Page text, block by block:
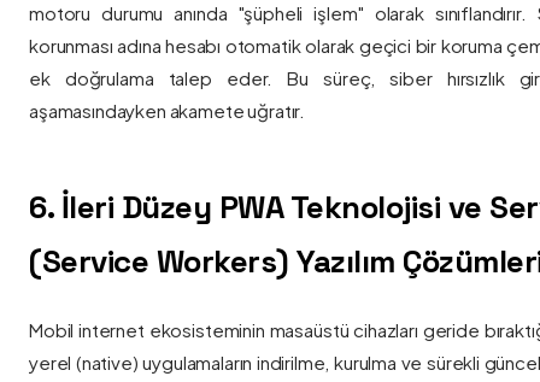
motoru durumu anında "şüpheli işlem" olarak sınıflandırır.
korunması adına hesabı otomatik olarak geçici bir koruma
ek doğrulama talep eder. Bu süreç, siber hırsızlık
aşamasındayken akamete uğratır.
6. İleri Düzey PWA Teknolojisi ve
(Service Workers) Yazılım
Mobil internet ekosisteminin masaüstü cihazları geride
yerel (native) uygulamaların indirilme, kurulma ve sürekli